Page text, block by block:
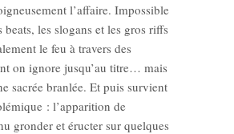
l’affaire. Impossible
beats, les slogans et les gros riffs
le feu à travers des
on ignore jusqu’au titre… mais
sacrée branlée. Et puis survient
: l’apparition de
gronder et éructer sur quelques